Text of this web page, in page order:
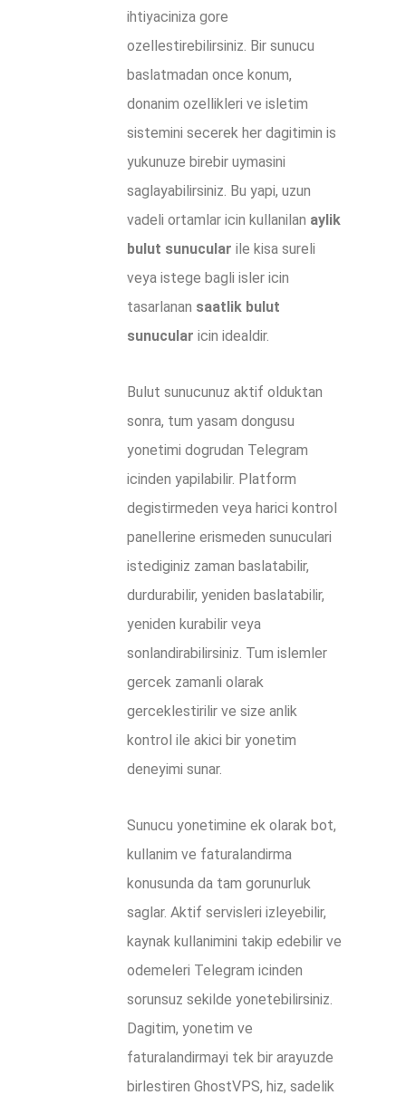
ihtiyaciniza gore
ozellestirebilirsiniz. Bir sunucu
baslatmadan once konum,
donanim ozellikleri ve isletim
sistemini secerek her dagitimin is
yukunuze birebir uymasini
saglayabilirsiniz. Bu yapi, uzun
vadeli ortamlar icin kullanilan aylik
bulut sunucular ile kisa sureli
veya istege bagli isler icin
tasarlanan saatlik bulut
sunucular icin idealdir.
Bulut sunucunuz aktif olduktan
sonra, tum yasam dongusu
yonetimi dogrudan Telegram
icinden yapilabilir. Platform
degistirmeden veya harici kontrol
panellerine erismeden sunuculari
istediginiz zaman baslatabilir,
durdurabilir, yeniden baslatabilir,
yeniden kurabilir veya
sonlandirabilirsiniz. Tum islemler
gercek zamanli olarak
gerceklestirilir ve size anlik
kontrol ile akici bir yonetim
deneyimi sunar.
Sunucu yonetimine ek olarak bot,
kullanim ve faturalandirma
konusunda da tam gorunurluk
saglar. Aktif servisleri izleyebilir,
kaynak kullanimini takip edebilir ve
odemeleri Telegram icinden
sorunsuz sekilde yonetebilirsiniz.
Dagitim, yonetim ve
faturalandirmayi tek bir arayuzde
birlestiren GhostVPS, hiz, sadelik